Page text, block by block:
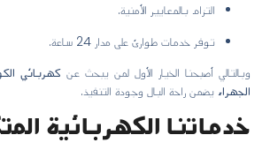
التزام بالمعايير الأمنية.
توفر خدمات طوارئ على مدار 24 ساعة.
وبالتالي أصبحنا الخيار الأول لمن يبحث عنكهربائي
الجهراءيضمن راحة البال وجودة التنفيذ.
خدماتنا الكهربائية